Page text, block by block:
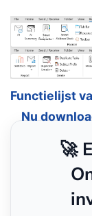
Functielijst
Nu
🚀